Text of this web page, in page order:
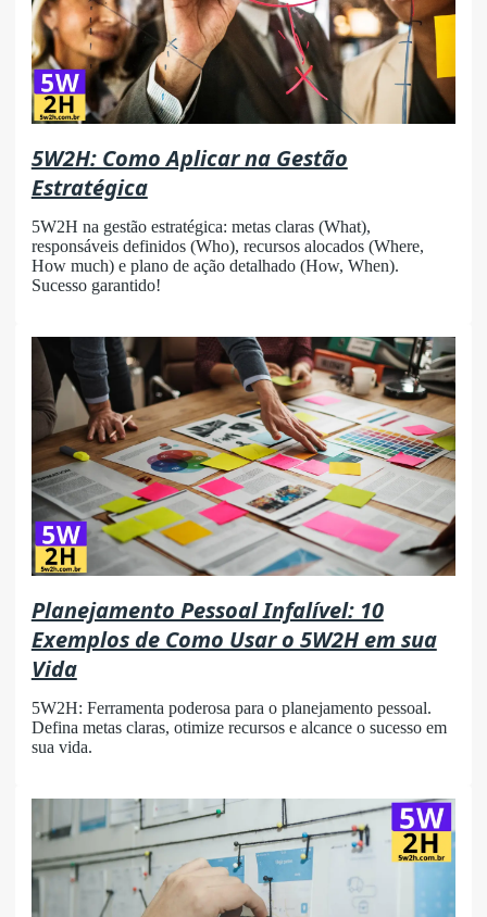
5W2H: Como Aplicar na Gestão
Estratégica
5W2H na gestão estratégica: metas claras (What),
responsáveis definidos (Who), recursos alocados (Where,
How much) e plano de ação detalhado (How, When).
Sucesso garantido!
Planejamento Pessoal Infalível: 10
Exemplos de Como Usar o 5W2H em sua
Vida
5W2H: Ferramenta poderosa para o planejamento pessoal.
Defina metas claras, otimize recursos e alcance o sucesso em
sua vida.